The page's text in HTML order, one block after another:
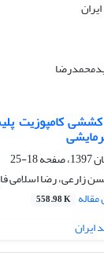
کامپوزیت
18-25
زارعی، رضا اسلامی
558.98 K